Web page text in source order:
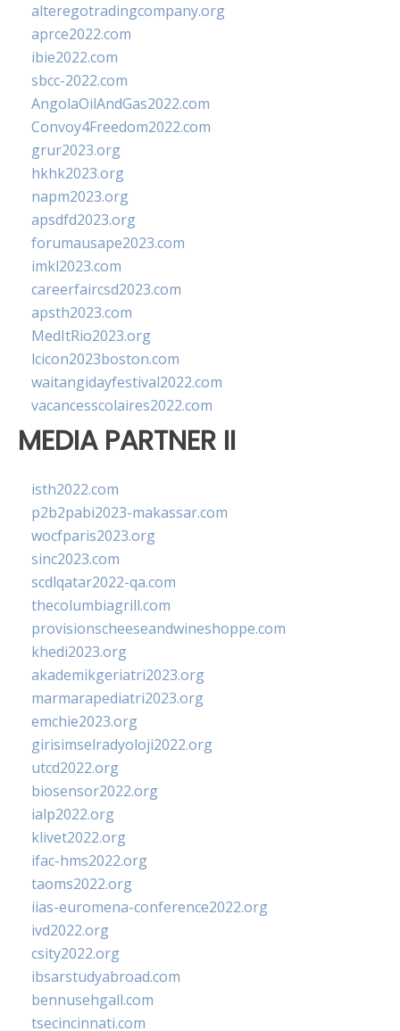
alteregotradingcompany.org
aprce2022.com
ibie2022.com
sbcc-2022.com
AngolaOilAndGas2022.com
Convoy4Freedom2022.com
grur2023.org
hkhk2023.org
napm2023.org
apsdfd2023.org
forumausape2023.com
imkl2023.com
careerfaircsd2023.com
apsth2023.com
MedItRio2023.org
lcicon2023boston.com
waitangidayfestival2022.com
vacancesscolaires2022.com
MEDIA PARTNER II
isth2022.com
p2b2pabi2023-makassar.com
wocfparis2023.org
sinc2023.com
scdlqatar2022-qa.com
thecolumbiagrill.com
provisionscheeseandwineshoppe.com
khedi2023.org
akademikgeriatri2023.org
marmarapediatri2023.org
emchie2023.org
girisimselradyoloji2022.org
utcd2022.org
biosensor2022.org
ialp2022.org
klivet2022.org
ifac-hms2022.org
taoms2022.org
iias-euromena-conference2022.org
ivd2022.org
csity2022.org
ibsarstudyabroad.com
bennusehgall.com
tsecincinnati.com